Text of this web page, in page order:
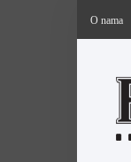
O nama